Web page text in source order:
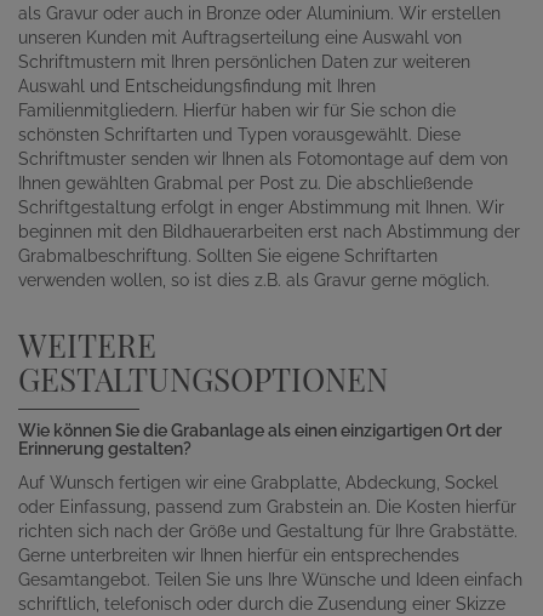
als Gravur oder auch in Bronze oder Aluminium. Wir erstellen
unseren Kunden mit Auftragserteilung eine Auswahl von
Schriftmustern mit Ihren persönlichen Daten zur weiteren
Auswahl und Entscheidungsfindung mit Ihren
Familienmitgliedern. Hierfür haben wir für Sie schon die
schönsten Schriftarten und Typen vorausgewählt. Diese
Schriftmuster senden wir Ihnen als Fotomontage auf dem von
Ihnen gewählten Grabmal per Post zu. Die abschließende
Schriftgestaltung erfolgt in enger Abstimmung mit Ihnen. Wir
beginnen mit den Bildhauerarbeiten erst nach Abstimmung der
Grabmalbeschriftung. Sollten Sie eigene Schriftarten
verwenden wollen, so ist dies z.B. als Gravur gerne möglich.
WEITERE
GESTALTUNGSOPTIONEN
Wie können Sie die Grabanlage als einen einzigartigen Ort der
Erinnerung gestalten?
Auf Wunsch fertigen wir eine Grabplatte, Abdeckung, Sockel
oder Einfassung, passend zum Grabstein an. Die Kosten hierfür
richten sich nach der Größe und Gestaltung für Ihre Grabstätte.
Gerne unterbreiten wir Ihnen hierfür ein entsprechendes
Gesamtangebot. Teilen Sie uns Ihre Wünsche und Ideen einfach
schriftlich, telefonisch oder durch die Zusendung einer Skizze